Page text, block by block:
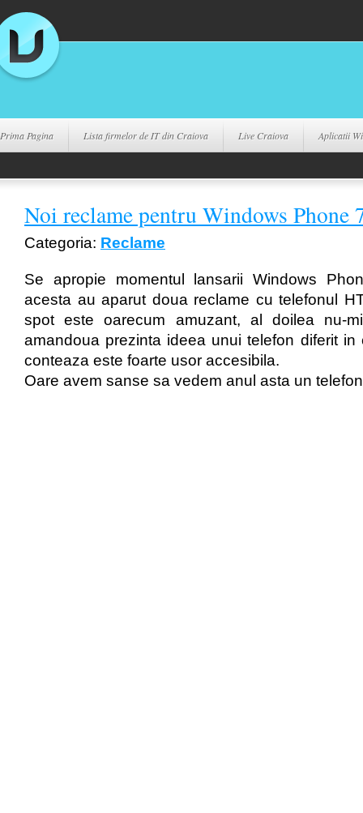
Prima Pagina Lista firmelor de IT din Craiova Live Craiova Aplicatii
Noi reclame pentru Windows Phone
Categoria: Reclame
Se apropie momentul lansarii Windows
acesta au aparut doua reclame cu telefonul
spot este oarecum amuzant, al doilea nu-
amandoua prezinta ideea unui telefon diferit in
conteaza este foarte usor accesibila.
Oare avem sanse sa vedem anul asta un